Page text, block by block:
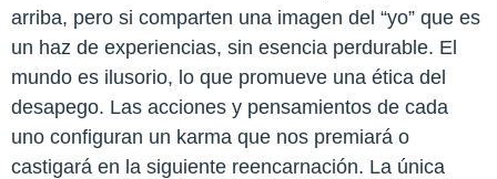
arriba, pero si comparten una imagen del “yo” que es
un haz de experiencias, sin esencia perdurable. El
mundo es ilusorio, lo que promueve una ética del
desapego. Las acciones y pensamientos de cada
uno configuran un karma que nos premiará o
castigará en la siguiente reencarnación. La única